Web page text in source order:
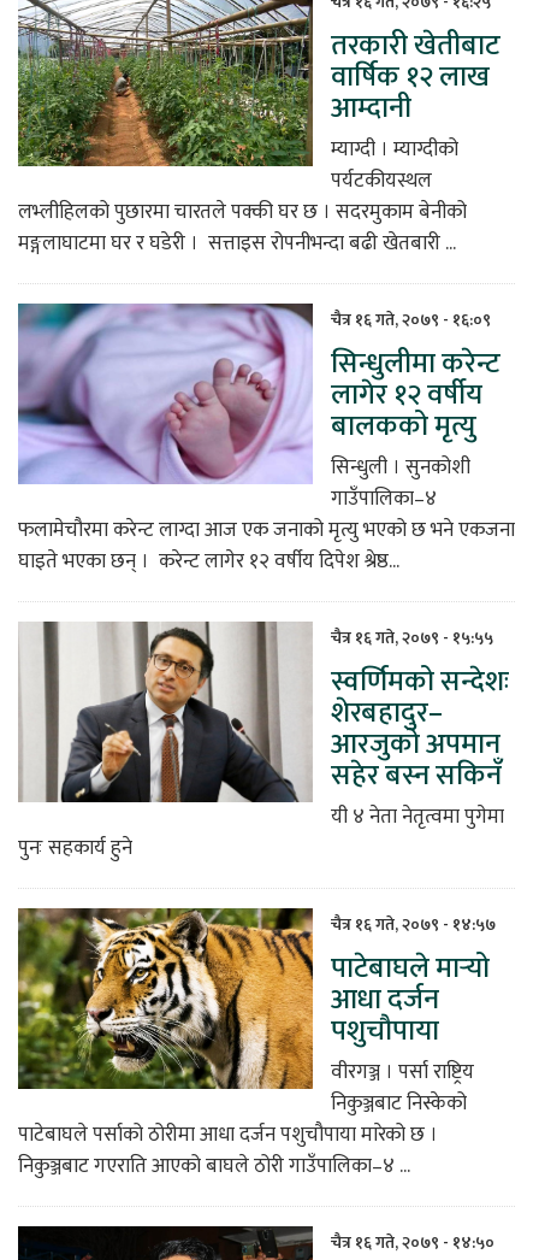
तरकारी खेतीबाट
वार्षिक १२ लाख
आम्दानी
म्याग्दी । म्याग्दीको
पर्यटकीयस्थल
लभ्लीहिलको पुछारमा चारतले पक्की घर छ । सदरमुकाम बेनीको
मङ्गलाघाटमा घर र घडेरी । सत्ताइस रोपनीभन्दा बढी खेतबारी ...
चैत्र १६ गते, २०७९ - १६:०९
सिन्धुलीमा करेन्ट
लागेर १२ वर्षीय
बालकको मृत्यु
सिन्धुली । सुनकोशी
गाउँपालिका–४
फलामेचौरमा करेन्ट लाग्दा आज एक जनाको मृत्यु भएको छ भने एकजना
घाइते भएका छन् । करेन्ट लागेर १२ वर्षीय दिपेश श्रेष्ठ...
चैत्र १६ गते, २०७९ - १५:५५
स्वर्णिमको सन्देशः
शेरबहादुर–
आरजुको अपमान
सहेर बस्न सकिनँ
यी ४ नेता नेतृत्वमा पुगेमा
पुनः सहकार्य हुने
चैत्र १६ गते, २०७९ - १४:५७
पाटेबाघले मार्‍यो
आधा दर्जन
पशुचौपाया
वीरगञ्ज । पर्सा राष्ट्रिय
निकुञ्जबाट निस्केको
पाटेबाघले पर्साको ठोरीमा आधा दर्जन पशुचौपाया मारेको छ ।
निकुञ्जबाट गएराति आएको बाघले ठोरी गाउँपालिका–४ ...
चैत्र १६ गते, २०७९ - १४:५०